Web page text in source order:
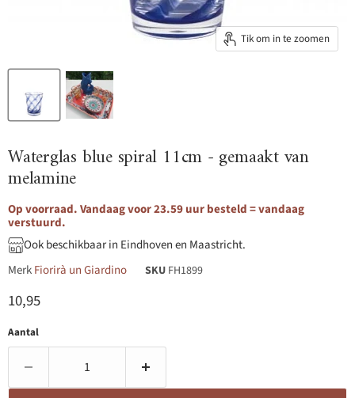
Tik om in te zoomen
Waterglas blue spiral 11cm - gemaakt van
melamine
Op voorraad. Vandaag voor 23.59 uur besteld = vandaag
verstuurd.
Ook beschikbaar in Eindhoven en Maastricht.
MerkFiorirà un Giardino SKU FH1899
Huidige prijs
10,95
Aantal